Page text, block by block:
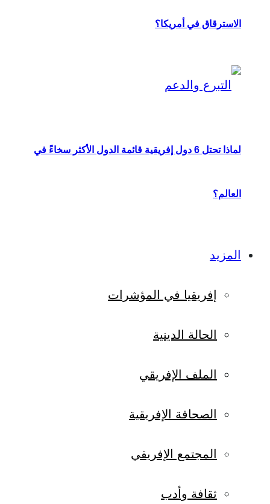
الاسترقاق في أمريكا؟
لماذا تحتل 6 دول إفريقية قائمة الدول الأكثر سخاءً في
العالم؟
المزيد
إفريقيا في المؤشرات
الحالة الدينية
الملف الإفريقي
الصحافة الإفريقية
المجتمع الإفريقي
ثقافة وأدب